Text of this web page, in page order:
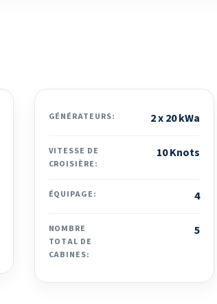
GÉNÉRATEURS: 2 x 20 kWa
VITESSE DE
CROISIÈRE:
10 Knots
ÉQUIPAGE: 4
NOMBRE
TOTAL DE
CABINES:
5